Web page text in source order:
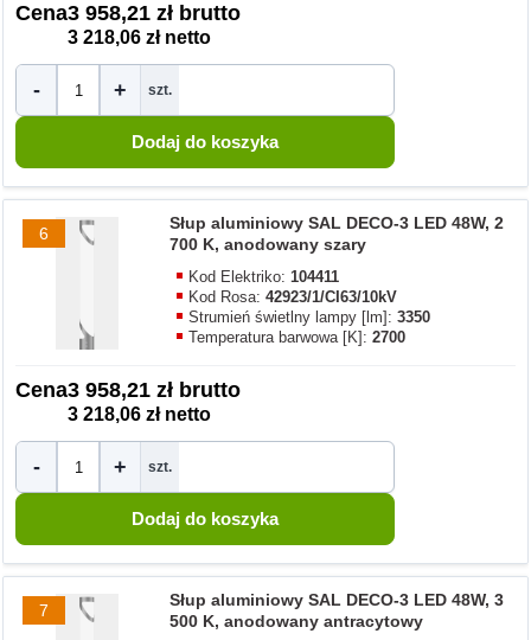
Cena3 958,21 zł brutto
3 218,06 zł netto
- + szt.
6
Słup aluminiowy SAL DECO-3 LED 48W, 2
700 K, anodowany szary
Kod Elektriko:104411
Kod Rosa:42923/1/CI63/10kV
Strumień świetlny lampy [lm]:3350
Temperatura barwowa [K]:2700
Cena3 958,21 zł brutto
3 218,06 zł netto
- + szt.
7
Słup aluminiowy SAL DECO-3 LED 48W, 3
500 K, anodowany antracytowy